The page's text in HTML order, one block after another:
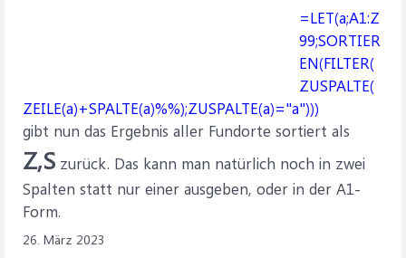
=LET(a;A1:Z
99;SORTIER
EN(FILTER(
ZUSPALTE(
ZEILE(a)+SPALTE(a)%%);ZUSPALTE(a)="a")))
gibt nun das Ergebnis aller Fundorte sortiert als
Z,S zurück. Das kann man natürlich noch in zwei
Spalten statt nur einer ausgeben, oder in der A1-
Form.
26. März 2023